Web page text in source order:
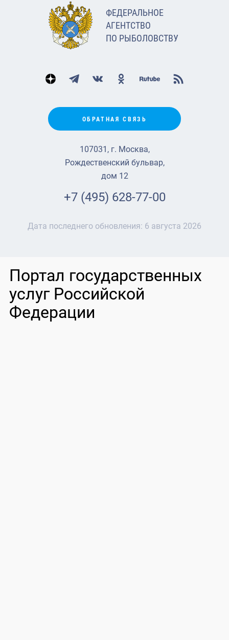
ФЕДЕРАЛЬНОЕ
АГЕНТСТВО
ПО РЫБОЛОВСТВУ
ОБРАТНАЯ СВЯЗЬ
107031, г. Москва,
Рождественский бульвар,
дом 12
+7 (495) 628-77-00
Дата последнего обновления: 6 августа 2026
Портал государственных
услуг Российской
Федерации